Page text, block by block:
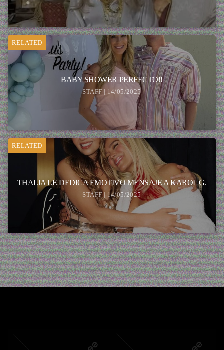
RELATED
BABY SHOWER PERFECTO!!
STAFF | 14/05/2025
RELATED
THALIA LE DEDICA EMOTIVO MENSAJE A KAROL G.
STAFF | 14/05/2025